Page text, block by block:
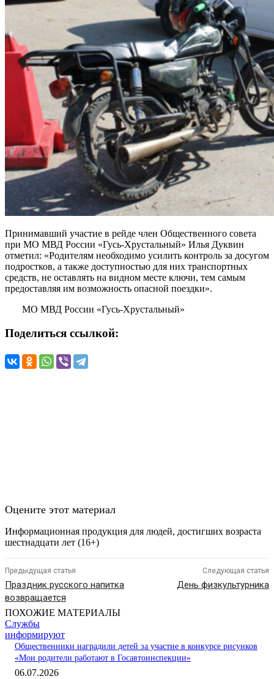
Принимавший участие в рейде член Общественного совета
при МО МВД России «Гусь-Хрустальный» Илья Дуквин
отметил: «Родителям необходимо усилить контроль за досугом
подростков, а также доступностью для них транспортных
средств, не оставлять на видном месте ключи, тем самым
предоставляя им возможность опасной поездки».
МО МВД России «Гусь-Хрустальный»
Поделиться ссылкой:
Оцените этот материал
Информационная продукция для людей, достигших возраста
шестнадцати лет (16+)
Предыдущая статья
Праздник русского напитка
возвращается
Следующая статья
День физкультурника
ПОХОЖИЕ МАТЕРИАЛЫ
Службы
информируют
Общественники наградили детей за участие в конкурсе рисунков
«Мои родители работают в Госавтоинспекции»
06.07.2026